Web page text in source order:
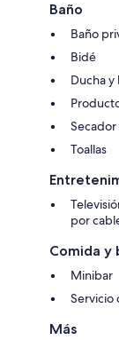
Baño
Baño
Bidé
Ducha
Toallas
por
Comida y
Minibar
Servicio
Más